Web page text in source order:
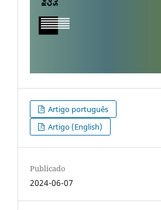
Artigo português
Artigo (English)
Publicado
2024-06-07